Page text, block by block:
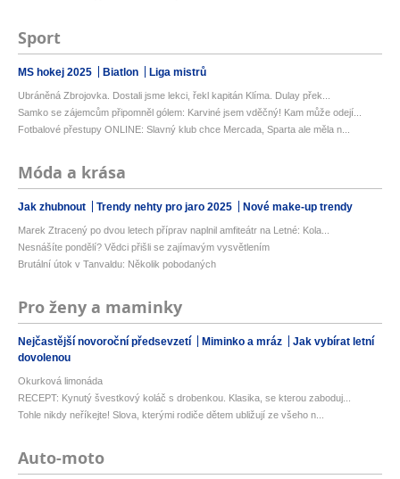
Sport
MS hokej 2025 Biatlon Liga mistrů
Ubráněná Zbrojovka. Dostali jsme lekci, řekl kapitán Klíma. Dulay přek...
Samko se zájemcům připomněl gólem: Karviné jsem vděčný! Kam může odejí...
Fotbalové přestupy ONLINE: Slavný klub chce Mercada, Sparta ale měla n...
Móda a krása
Jak zhubnout Trendy nehty pro jaro 2025 Nové make-up trendy
Marek Ztracený po dvou letech příprav naplnil amfiteátr na Letné: Kola...
Nesnášíte pondělí? Vědci přišli se zajímavým vysvětlením
Brutální útok v Tanvaldu: Několik pobodaných
Pro ženy a maminky
Nejčastější novoroční předsevzetí Miminko a mráz
Jak vybírat letní
dovolenou
Okurková limonáda
RECEPT: Kynutý švestkový koláč s drobenkou. Klasika, se kterou zaboduj...
Tohle nikdy neříkejte! Slova, kterými rodiče dětem ubližují ze všeho n...
Auto-moto